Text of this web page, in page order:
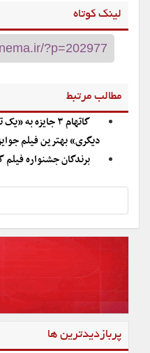
لینک کوتاه
مطالب مرتبط
گاتهام ۳
دیگری» بهترین فیلم
برندگان جشنواره
پربازدیدترین ها